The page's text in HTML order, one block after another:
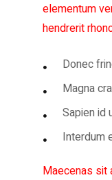
elementum
hendrerit
Donec
Magna
Sapien id
Interdum
Maecenas sit